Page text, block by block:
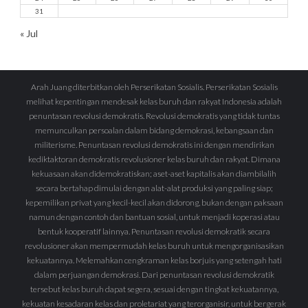
31
« Jul
Arah Juang diterbitkan oleh Perserikatan Sosialis. Perserikatan Sosialis
melihat kepentingan mendesak kelas buruh dan rakyat Indonesia adalah
penuntasan revolusi demokratis. Revolusi demokratis yang tidak tuntas
memunculkan persoalan dalam bidang demokrasi, kebangsaan dan
militerisme. Penuntasan revolusi demokratis ini dengan mendirikan
kediktaktoran demokratis revolusioner kelas buruh dan rakyat. Dimana
kekuasaan akan didemokratiskan; aset-aset kapitalis akan diambilalih
secara bertahap dimulai dengan alat-alat produksi yang paling siap;
kepemilikan privat yang kecil-kecil akan didorong, bukan dengan paksaan
namun dengan contoh dan bantuan sosial, untuk menjadi koperasi atau
bentuk kooperatif lainnya. Penuntasan revolusi demokratik secara
revolusioner akan mempermudah kelas buruh untuk mengorganisasikan
kekuatannya. Melemahkan cengkraman kelas borjuis yang setengah hati
dalam perjuangan demokrasi. Dari penuntasan revolusi demokratik
tersebut kelas buruh dapat segera, sesuai dengan tingkat kekuatannya,
kekuatan kesadaran kelas dan proletariat yang terorganisir, untuk bergerak